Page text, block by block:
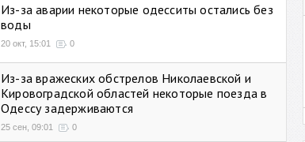
Из-за аварии некоторые одесситы остались без
воды
20 окт, 15:01 0
Из-за вражеских обстрелов Николаевской и
Кировоградской областей некоторые поезда в
Одессу задерживаются
25 сен, 09:01 0